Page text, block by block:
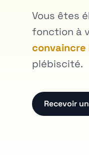
Vous êtes
fonction à
plébiscité.
Recevoir